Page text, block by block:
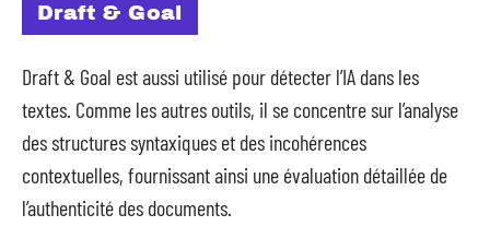
Draft & Goal
Draft & Goal est aussi utilisé pour détecter l’IA dans les
textes. Comme les autres outils, il se concentre sur l’analyse
des structures syntaxiques et des incohérences
contextuelles, fournissant ainsi une évaluation détaillée de
l’authenticité des documents.